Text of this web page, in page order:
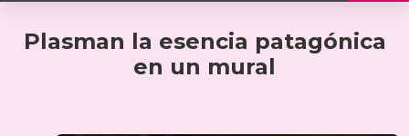
Plasman la esencia patagónica
en un mural